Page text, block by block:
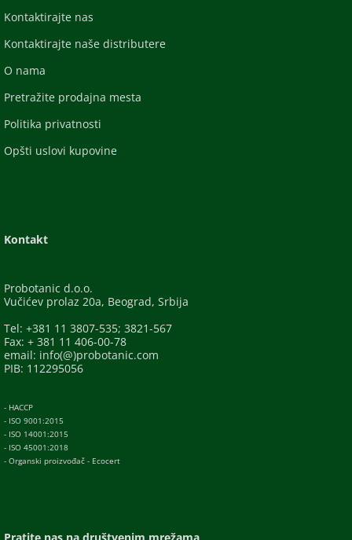
Kontaktirajte nas
Kontaktirajte naše distributere
O nama
Pretražite prodajna mesta
Politika privatnosti
Opšti uslovi kupovine
Kontakt
Probotanic d.o.o.
Vučićev prolaz 20a, Beograd, Srbija
Tel: +381 11 3807-535; 3821-567
Fax: + 381 11 406-00-78
email: info(@)probotanic.com
PIB: 112295056
- HACCP
- ISO 9001:2015
- ISO 14001:2015
- ISO 45001:2018
- Organski proizvođač - Ecocert